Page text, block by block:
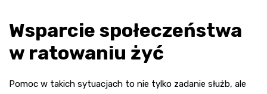
Wsparcie społeczeństwa
w ratowaniu żyć
Pomoc w takich sytuacjach to nie tylko zadanie służb, ale